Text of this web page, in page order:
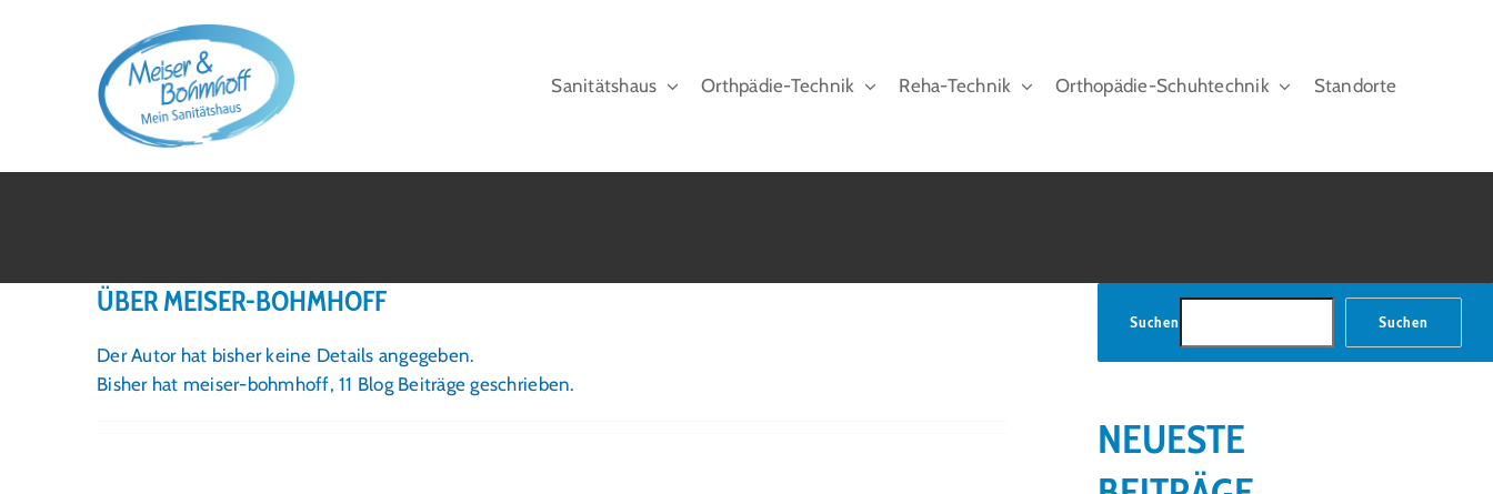
Sanitätshaus Orthpädie-Technik Reha-Technik Orthopädie-Schuhtechnik Standorte
ÜBER MEISER-BOHMHOFF
Der Autor hat bisher keine Details angegeben.
Bisher hat meiser-bohmhoff, 11 Blog Beiträge geschrieben.
Suchen Suchen
NEUESTE